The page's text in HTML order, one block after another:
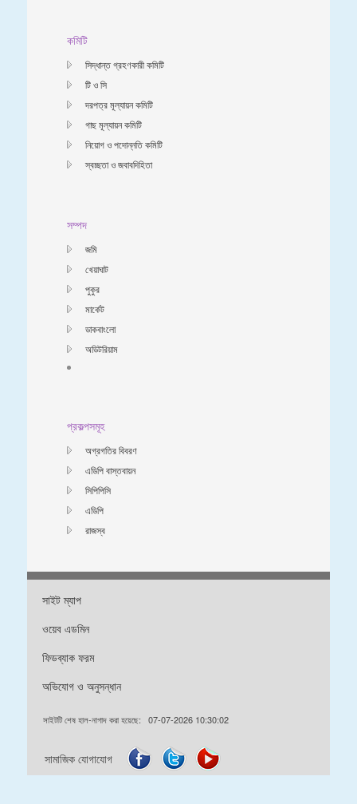
কমিটি
সিদ্ধান্ত গ্রহণকারী কমিটি
টি ও সি
দরপত্র মূল্যায়ন কমিটি
গাছ মূল্যায়ন কমিটি
নিয়োগ ও পদোন্নতি কমিটি
স্বচ্ছতা ও জবাবদিহিতা
সম্পদ
জমি
খেয়াঘাট
পুকুর
মার্কেট
ডাকবাংলো
অডিটরিয়াম
প্রকল্পসমূহ
অগ্রগতির বিবরণ
এডিপি বাস্তবায়ন
সিপিপিসি
এডিপি
রাজস্ব
সাইট ম্যাপ
ওয়েব এডমিন
ফিডব্যাক ফরম
অভিযোগ ও অনুসন্ধান
সাইটটি শেষ হাল-নাগাদ করা হয়েছে: 07-07-2026 10:30:02
সামাজিক যোগাযোগ